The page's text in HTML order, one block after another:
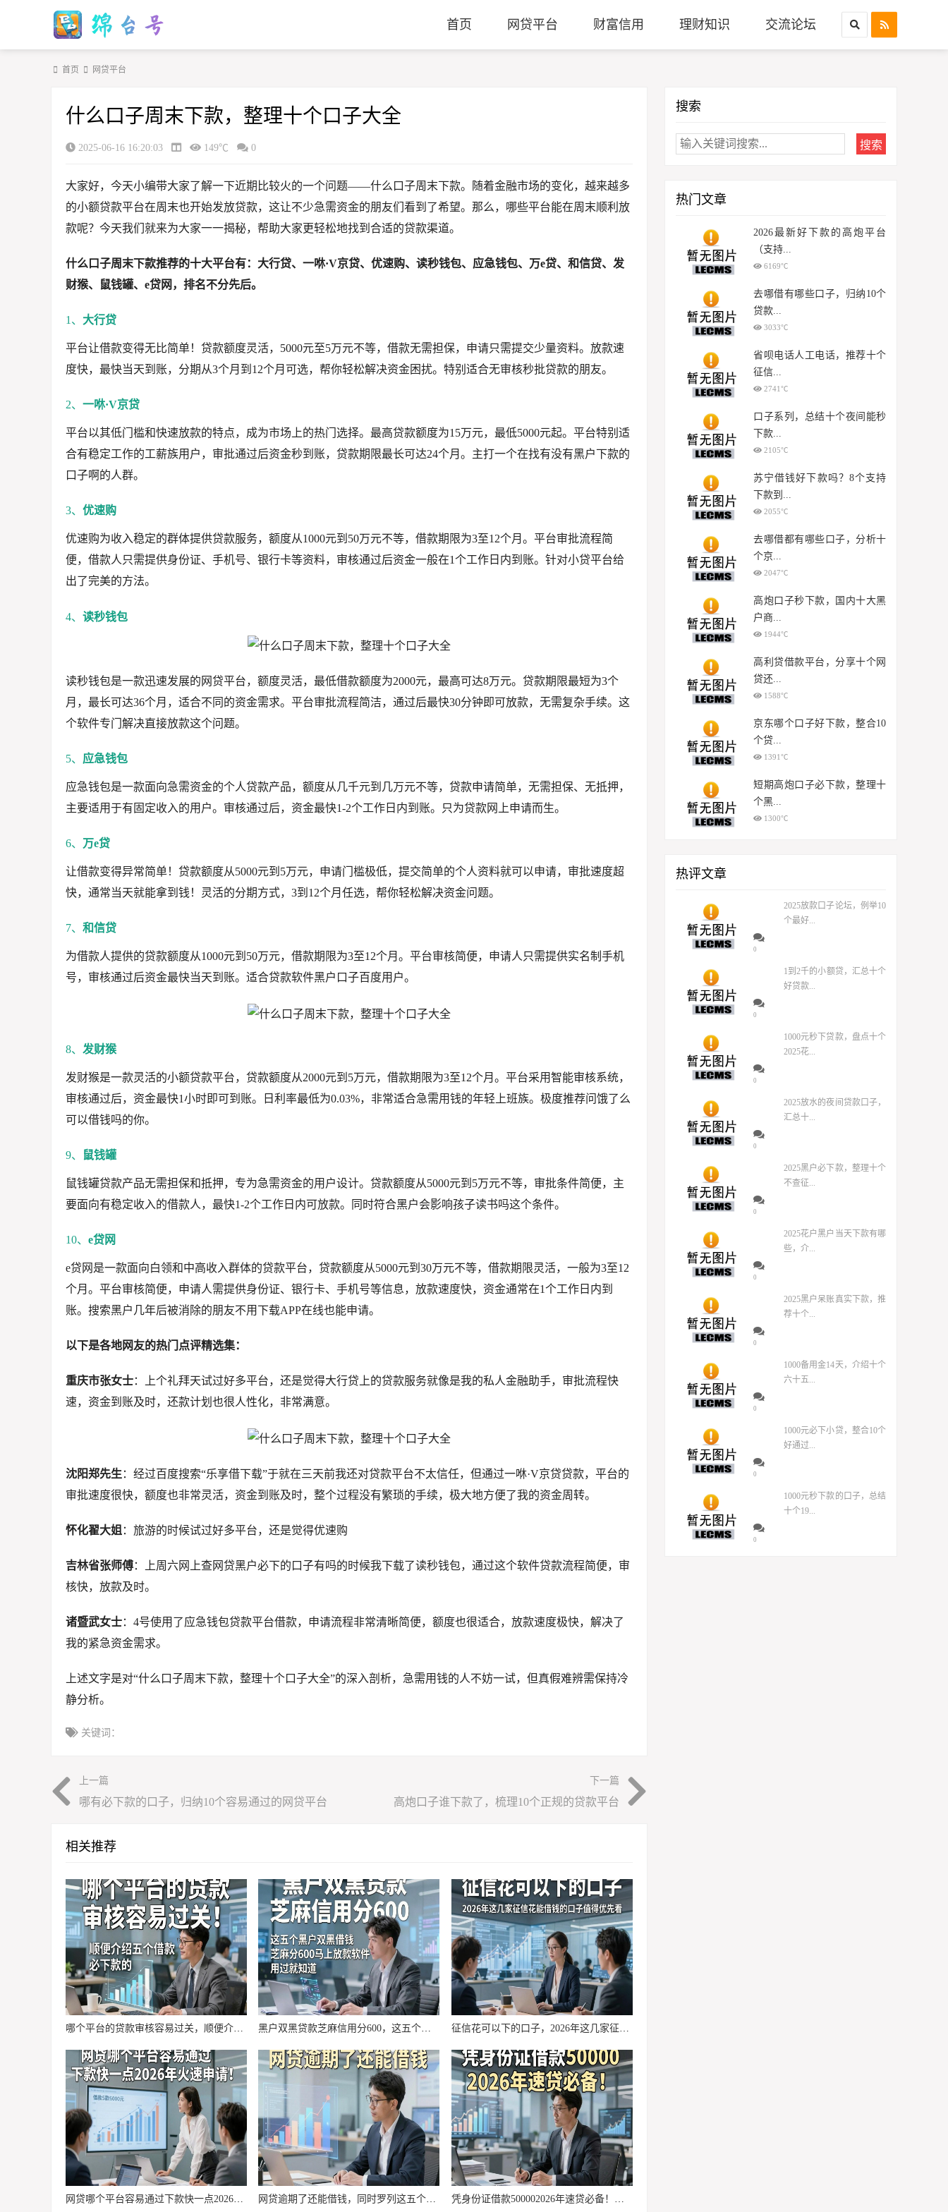
首页 网贷平台 财富信用 理财知识 交流论坛
首页 网贷平台
什么口子周末下款，整理十个口子大全
2025-06-16 16:20:03 149℃ 0
大家好，今天小编带大家了解一下近期比较火的一个问题——什么口子周末下款。随着金融市场的变化，越来越多
的小额贷款平台在周末也开始发放贷款，这让不少急需资金的朋友们看到了希望。那么，哪些平台能在周末顺利放
款呢？今天我们就来为大家一一揭秘，帮助大家更轻松地找到合适的贷款渠道。
什么口子周末下款推荐的十大平台有：大行贷、一咻·V京贷、优速购、读秒钱包、应急钱包、万e贷、和信贷、发
财猴、鼠钱罐、e贷网，排名不分先后。
1、 大行贷
平台让借款变得无比简单！贷款额度灵活，5000元至5万元不等，借款无需担保，申请只需提交少量资料。放款速
度快，最快当天到账，分期从3个月到12个月可选，帮你轻松解决资金困扰。特别适合无审核秒批贷款的朋友。
2、 一咻·V京贷
平台以其低门槛和快速放款的特点，成为市场上的热门选择。最高贷款额度为15万元，最低5000元起。平台特别适
合有稳定工作的工薪族用户，审批通过后资金秒到账，贷款期限最长可达24个月。主打一个在找有没有黑户下款的
口子啊的人群。
3、 优速购
优速购为收入稳定的群体提供贷款服务，额度从1000元到50万元不等，借款期限为3至12个月。平台审批流程简
便，借款人只需提供身份证、手机号、银行卡等资料，审核通过后资金一般在1个工作日内到账。针对小贷平台给
出了完美的方法。
4、 读秒钱包
读秒钱包是一款迅速发展的网贷平台，额度灵活，最低借款额度为2000元，最高可达8万元。贷款期限最短为3个
月，最长可达36个月，适合不同的资金需求。平台审批流程简洁，通过后最快30分钟即可放款，无需复杂手续。这
个软件专门解决直接放款这个问题。
5、 应急钱包
应急钱包是一款面向急需资金的个人贷款产品，额度从几千元到几万元不等，贷款申请简单，无需担保、无抵押，
主要适用于有固定收入的用户。审核通过后，资金最快1-2个工作日内到账。只为贷款网上申请而生。
6、 万e贷
让借款变得异常简单！贷款额度从5000元到5万元，申请门槛极低，提交简单的个人资料就可以申请，审批速度超
快，通常当天就能拿到钱！灵活的分期方式，3到12个月任选，帮你轻松解决资金问题。
7、 和信贷
为借款人提供的贷款额度从1000元到50万元，借款期限为3至12个月。平台审核简便，申请人只需提供实名制手机
号，审核通过后资金最快当天到账。适合贷款软件黑户口子百度用户。
8、 发财猴
发财猴是一款灵活的小额贷款平台，贷款额度从2000元到5万元，借款期限为3至12个月。平台采用智能审核系统，
审核通过后，资金最快1小时即可到账。日利率最低为0.03%，非常适合急需用钱的年轻上班族。极度推荐问饿了么
可以借钱吗的你。
9、 鼠钱罐
鼠钱罐贷款产品无需担保和抵押，专为急需资金的用户设计。贷款额度从5000元到5万元不等，审批条件简便，主
要面向有稳定收入的借款人，最快1-2个工作日内可放款。同时符合黑户会影响孩子读书吗这个条件。
10、 e贷网
e贷网是一款面向白领和中高收入群体的贷款平台，贷款额度从5000元到30万元不等，借款期限灵活，一般为3至12
个月。平台审核简便，申请人需提供身份证、银行卡、手机号等信息，放款速度快，资金通常在1个工作日内到
账。搜索黑户几年后被消除的朋友不用下载APP在线也能申请。
以下是各地网友的热门点评精选集：
重庆市张女士：上个礼拜天试过好多平台，还是觉得大行贷上的贷款服务就像是我的私人金融助手，审批流程快
速，资金到账及时，还款计划也很人性化，非常满意。
沈阳郑先生 ：经过百度搜索“乐享借下载”于就在三天前我还对贷款平台不太信任，但通过一咻·V京贷贷款，平台的
审批速度很快，额度也非常灵活，资金到账及时，整个过程没有繁琐的手续，极大地方便了我的资金周转。
怀化翟大姐 ：旅游的时候试过好多平台，还是觉得优速购
吉林省张师傅：上周六网上查网贷黑户必下的口子有吗的时候我下载了读秒钱包，通过这个软件贷款流程简便，审
核快，放款及时。
诸暨武女士：4号使用了应急钱包贷款平台借款，申请流程非常清晰简便，额度也很适合，放款速度极快，解决了
我的紧急资金需求。
上述文字是对“什么口子周末下款，整理十个口子大全”的深入剖析，急需用钱的人不妨一试，但真假难辨需保持冷
静分析。
关键词：
上一篇
哪有必下款的口子，归纳10个容易通过的网贷平台
下一篇
高炮口子谁下款了，梳理10个正规的贷款平台
相关推荐
哪个平台的贷款审核容易过关，顺便介绍五个借款必下款的app 黑户双黑贷款芝麻信用分600，这五个黑户双黑借钱芝麻分600马上放款软件用过就知道 征信花可以下的口子，2026年这几家征信花能借钱的口子值得优先看
网贷哪个平台容易通过下款快一点2026年火速申请！统计这5个借款6000元容易下款的口子 网贷逾期了还能借钱，同时罗列这五个贷款逾期还能借的平台 凭身份证借款500002026年速贷必备！本文为您深度公布！
搜索
热门文章
2026最新好下款的高炮平台
（支持...
6169℃
去哪借有哪些口子，归纳10个
贷款...
3033℃
省呗电话人工电话，推荐十个
征信...
2741℃
口子系列，总结十个夜间能秒
下款...
2105℃
苏宁借钱好下款吗？8个支持
下款到...
2055℃
去哪借都有哪些口子，分析十
个京...
2047℃
高炮口子秒下款，国内十大黑
户商...
1944℃
高利贷借款平台，分享十个网
贷还...
1588℃
京东哪个口子好下款，整合10
个贷...
1391℃
短期高炮口子必下款，整理十
个黑...
1300℃
热评文章
2025放款口子论坛，例举10
个最好...
0
1到2千的小额贷，汇总十个
好贷款...
0
1000元秒下贷款，盘点十个
2025花...
0
2025放水的夜间贷款口子，
汇总十...
0
2025黑户必下款，整理十个
不查征...
0
2025花户黑户当天下款有哪
些，介...
0
2025黑户呆账真实下款，推
荐十个...
0
1000备用金14天，介绍十个
六十五...
0
1000元必下小贷，整合10个
好通过...
0
1000元秒下款的口子，总结
十个19...
0